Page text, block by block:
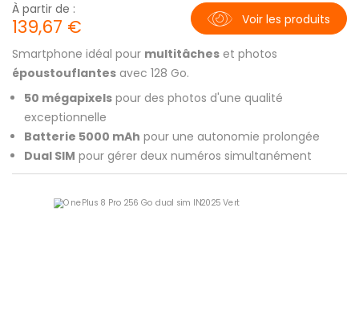
Smartphone idéal pour multitâches et photos
époustouflantes avec 128 Go.
À partir de :
139,67 € Voir les produits
50 mégapixels pour des photos d'une qualité
exceptionnelle
Batterie 5000 mAh pour une autonomie prolongée
Dual SIM pour gérer deux numéros simultanément